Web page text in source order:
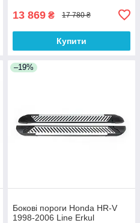
13 869 ₴ 17 780 ₴
Купити
–19%
Бокові пороги Honda HR-V
1998-2006 Line Erkul